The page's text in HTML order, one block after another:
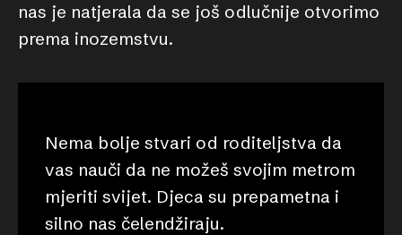
nas je natjerala da se još odlučnije otvorimo
prema inozemstvu.
Nema bolje stvari od roditeljstva da
vas nauči da ne možeš svojim metrom
mjeriti svijet. Djeca su prepametna i
silno nas čelendžiraju.